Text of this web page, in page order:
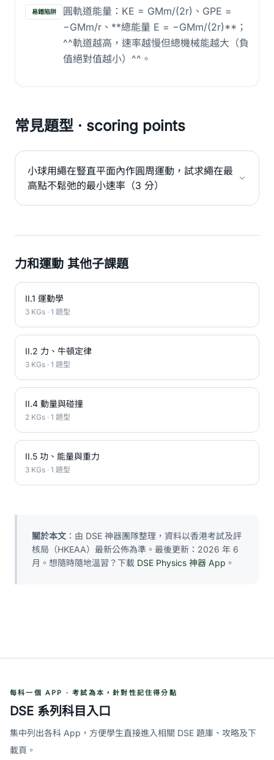
易錯陷阱
圓軌道能量：KE = GMm/(2r)、GPE =
−GMm/r、**總能量 E = −GMm/(2r)**；
^^軌道越高，速率越慢但總機械能越大（負
值絕對值越小）^^。
常見題型 · scoring points
小球用繩在豎直平面內作圓周運動，試求繩在最
高點不鬆弛的最小速率（3 分）
力和運動 其他子課題
II.1 運動學
3 KGs · 1 題型
II.2 力、牛頓定律
3 KGs · 1 題型
II.4 動量與碰撞
2 KGs · 1 題型
II.5 功、能量與重力
3 KGs · 1 題型
關於本文 ：由 DSE 神器團隊整理，資料以香港考試及評
核局（HKEAA）最新公佈為準。最後更新：2026 年 6
月。想隨時隨地溫習？下載 DSE Physics 神器 App 。
每科一個 APP · 考試為本，針對性記住得分點
DSE 系列科目入口
集中列出各科 App，方便學生直接進入相關 DSE 題庫、攻略及下
載頁。